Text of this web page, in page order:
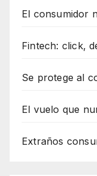
El consumidor
Fintech: click,
Se protege al
El vuelo que
Extraños